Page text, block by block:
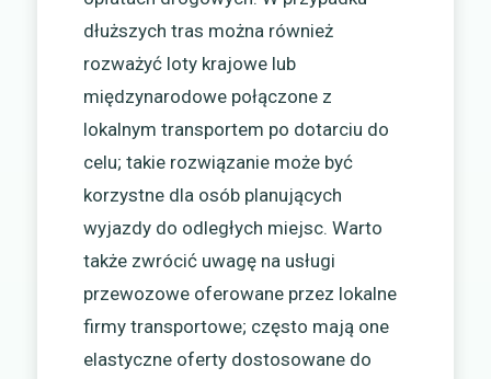
dłuższych tras można również
rozważyć loty krajowe lub
międzynarodowe połączone z
lokalnym transportem po dotarciu do
celu; takie rozwiązanie może być
korzystne dla osób planujących
wyjazdy do odległych miejsc. Warto
także zwrócić uwagę na usługi
przewozowe oferowane przez lokalne
firmy transportowe; często mają one
elastyczne oferty dostosowane do